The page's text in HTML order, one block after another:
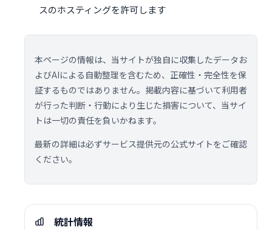
スのホスティングを許可します
本ページの情報は、当サイトが独自に収集したデータお
よびAIによる自動整理を含むため、正確性・完全性を保
証するものではありません。掲載内容に基づいて利用者
が行った判断・行動により生じた損害について、当サイ
トは一切の責任を負いかねます。
最新の詳細は必ずサービス提供元の公式サイトをご確認
ください。
統計情報